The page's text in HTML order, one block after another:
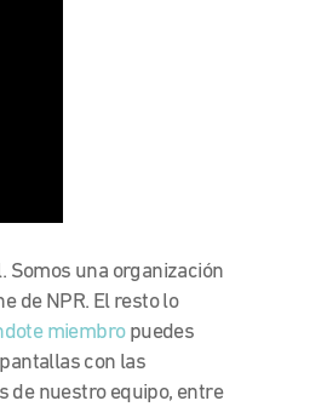
Somos una organización
de NPR. El resto lo
miembropuedes
con las
de nuestro equipo, entre